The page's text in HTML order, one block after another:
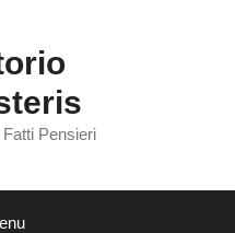
Fatti Pensieri